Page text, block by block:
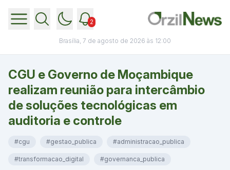
2
Brasília, 7 de agosto de 2026 às 12:00
CGU e Governo de Moçambique
realizam reunião para intercâmbio
de soluções tecnológicas em
auditoria e controle
#cgu #gestao_publica #administracao_publica
#transformacao_digital #governanca_publica